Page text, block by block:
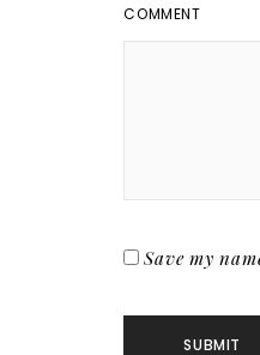
COMMENT
Save my